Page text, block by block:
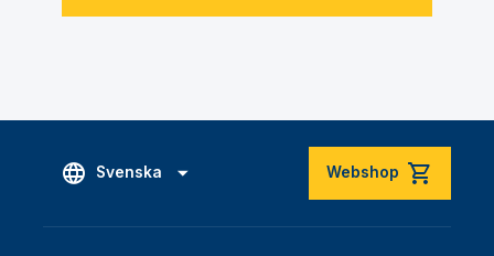
Svenska Webshop